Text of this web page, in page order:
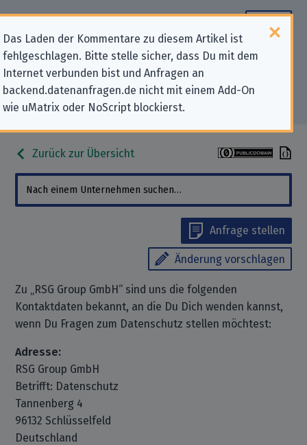
Das Laden der Kommentare zu diesem Artikel ist
fehlgeschlagen. Bitte stelle sicher, dass Du mit dem
Internet verbunden bist und Anfragen an
backend.datenanfragen.de nicht mit einem Add-On
wie uMatrix oder NoScript blockierst.
Datenschutz-Kontaktdaten für
„RSG Group GmbH“
Zurück zur Übersicht
Anfrage stellen
Änderung vorschlagen
Zu „RSG Group GmbH“ sind uns die folgenden
Kontaktdaten bekannt, an die Du Dich wenden kannst,
wenn Du Fragen zum Datenschutz stellen möchtest:
Adresse:
RSG Group GmbH
Betrifft: Datenschutz
Tannenberg 4
96132 Schlüsselfeld
Deutschland